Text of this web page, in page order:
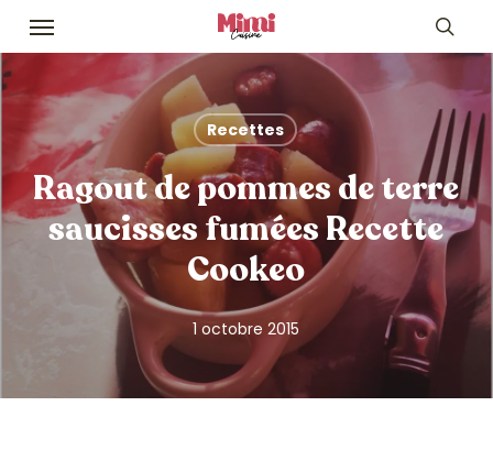
Skip
main
content
Menu
Recettes
Ragout de pommes de terre
saucisses fumées Recette
Cookeo
1 octobre 2015